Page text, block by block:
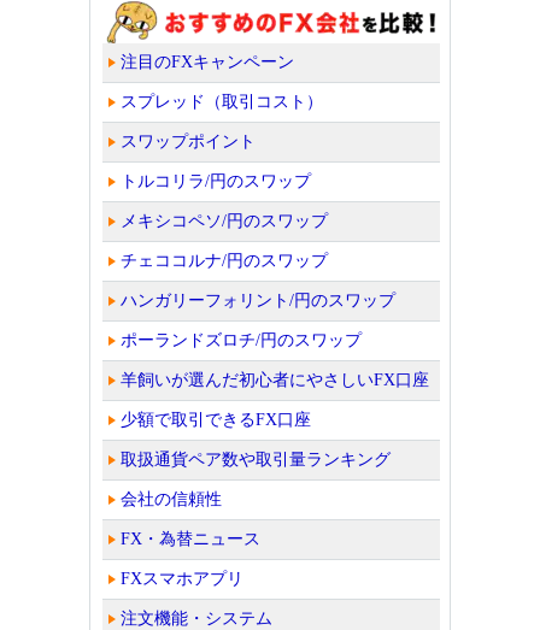
注目のFXキャンペーン
スプレッド（取引コスト）
スワップポイント
トルコリラ/円のスワップ
メキシコペソ/円のスワップ
チェココルナ/円のスワップ
ハンガリーフォリント/円のスワップ
ポーランドズロチ/円のスワップ
羊飼いが選んだ初心者にやさしいFX口座
少額で取引できるFX口座
取扱通貨ペア数や取引量ランキング
会社の信頼性
FX・為替ニュース
FXスマホアプリ
注文機能・システム